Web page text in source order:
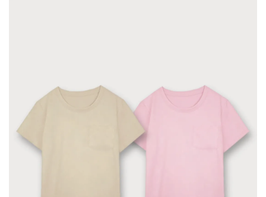
※ 此款布料為特殊吸濕紗線，運動完吸入汗水後，務必盡快
底清洗
，避免汗水長時間阻塞紗線纖維
※ 正確的洗滌方式將大大地影響產品壽命